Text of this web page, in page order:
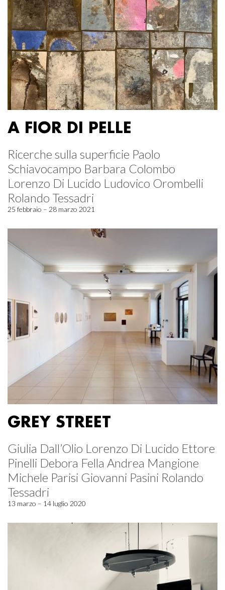
A FIOR DI PELLE
Ricerche sulla superficie Paolo
Schiavocampo Barbara Colombo
Lorenzo Di Lucido Ludovico Orombelli
Rolando Tessadri
25 febbraio – 28 marzo 2021
GREY STREET
Giulia Dall’Olio Lorenzo Di Lucido Ettore
Pinelli Debora Fella Andrea Mangione
Michele Parisi Giovanni Pasini Rolando
Tessadri
13 marzo – 14 luglio 2020